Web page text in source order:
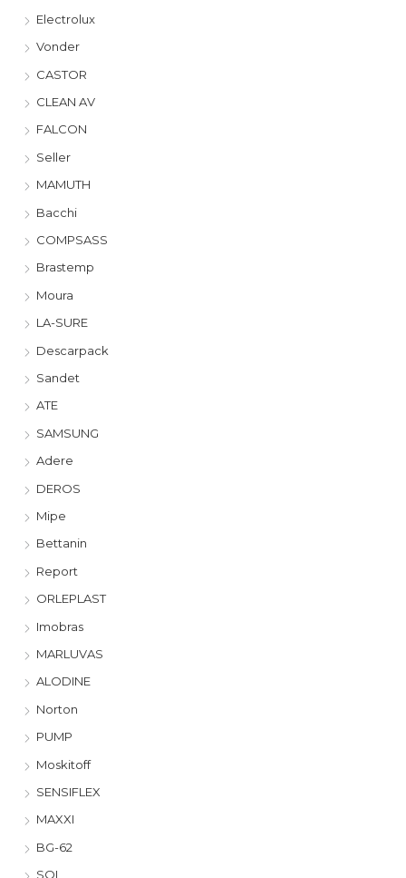
Electrolux
Vonder
CASTOR
CLEAN AV
FALCON
Seller
MAMUTH
Bacchi
COMPSASS
Brastemp
Moura
LA-SURE
Descarpack
Sandet
ATE
SAMSUNG
Adere
DEROS
Mipe
Bettanin
Report
ORLEPLAST
Imobras
MARLUVAS
ALODINE
Norton
PUMP
Moskitoff
SENSIFLEX
MAXXI
BG-62
SOL